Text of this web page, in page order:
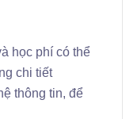
học phí có thể
chi tiết
thông tin, để